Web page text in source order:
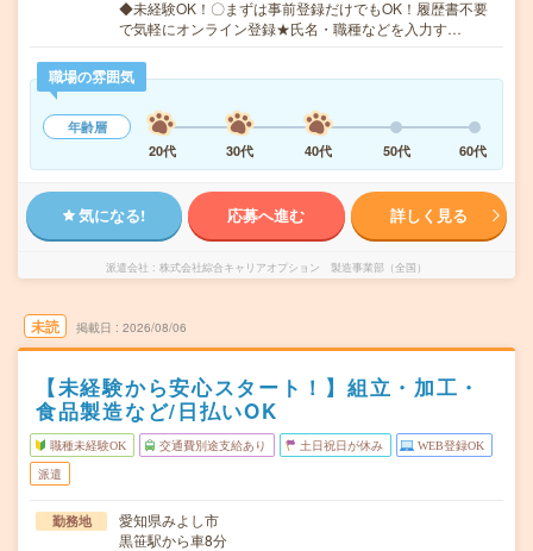
◆未経験OK！〇まずは事前登録だけでもOK！履歴書不要
で気軽にオンライン登録★氏名・職種などを入力す…
職場の雰囲気
年齢層
20代
30代 40代 50代 60代
気になる! 応募へ進む 詳しく見る
派遣会社 株式会社綜合キャリアオプション 製造事業部（全国）
未読 掲載日 2026/08/06
【未経験から安心スタート！】組立・加工・
食品製造など/日払いOK
職種未経験OK 交通費別途支給あり 土日祝日が休み WEB登録OK
派遣
勤務地
愛知県みよし市
黒笹駅から車8分